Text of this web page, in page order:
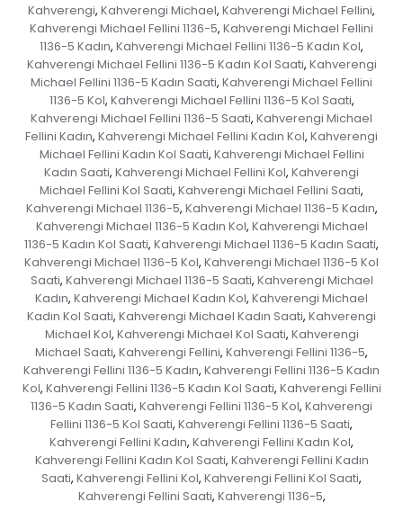
Kahverengi, Kahverengi Michael, Kahverengi Michael Fellini,
Kahverengi Michael Fellini 1136-5, Kahverengi Michael Fellini
1136-5 Kadın, Kahverengi Michael Fellini 1136-5 Kadın Kol,
Kahverengi Michael Fellini 1136-5 Kadın Kol Saati, Kahverengi
Michael Fellini 1136-5 Kadın Saati, Kahverengi Michael Fellini
1136-5 Kol, Kahverengi Michael Fellini 1136-5 Kol Saati,
Kahverengi Michael Fellini 1136-5 Saati, Kahverengi Michael
Fellini Kadın, Kahverengi Michael Fellini Kadın Kol, Kahverengi
Michael Fellini Kadın Kol Saati, Kahverengi Michael Fellini
Kadın Saati, Kahverengi Michael Fellini Kol, Kahverengi
Michael Fellini Kol Saati, Kahverengi Michael Fellini Saati,
Kahverengi Michael 1136-5, Kahverengi Michael 1136-5 Kadın,
Kahverengi Michael 1136-5 Kadın Kol, Kahverengi Michael
1136-5 Kadın Kol Saati, Kahverengi Michael 1136-5 Kadın Saati,
Kahverengi Michael 1136-5 Kol, Kahverengi Michael 1136-5 Kol
Saati, Kahverengi Michael 1136-5 Saati, Kahverengi Michael
Kadın, Kahverengi Michael Kadın Kol, Kahverengi Michael
Kadın Kol Saati, Kahverengi Michael Kadın Saati, Kahverengi
Michael Kol, Kahverengi Michael Kol Saati, Kahverengi
Michael Saati, Kahverengi Fellini, Kahverengi Fellini 1136-5,
Kahverengi Fellini 1136-5 Kadın, Kahverengi Fellini 1136-5 Kadın
Kol, Kahverengi Fellini 1136-5 Kadın Kol Saati, Kahverengi Fellini
1136-5 Kadın Saati, Kahverengi Fellini 1136-5 Kol, Kahverengi
Fellini 1136-5 Kol Saati, Kahverengi Fellini 1136-5 Saati,
Kahverengi Fellini Kadın, Kahverengi Fellini Kadın Kol,
Kahverengi Fellini Kadın Kol Saati, Kahverengi Fellini Kadın
Saati, Kahverengi Fellini Kol, Kahverengi Fellini Kol Saati,
Kahverengi Fellini Saati, Kahverengi 1136-5,